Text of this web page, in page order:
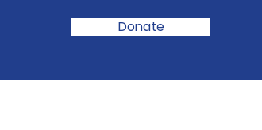
Donate